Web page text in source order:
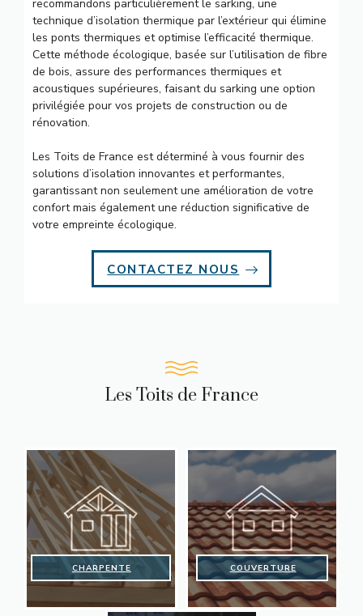
recommandons particulièrement le sarking, une
technique d’isolation thermique par l’extérieur qui élimine
les ponts thermiques et optimise l’efficacité thermique.
Cette méthode écologique, basée sur l’utilisation de fibre
de bois, assure des performances thermiques et
acoustiques supérieures, faisant du sarking une option
privilégiée pour vos projets de construction ou de
rénovation.
Les Toits de France est déterminé à vous fournir des
solutions d’isolation innovantes et performantes,
garantissant non seulement une amélioration de votre
confort mais également une réduction significative de
votre empreinte écologique.
CONTACTEZ NOUS
Les Toits de France
CHARPENTE COUVERTURE